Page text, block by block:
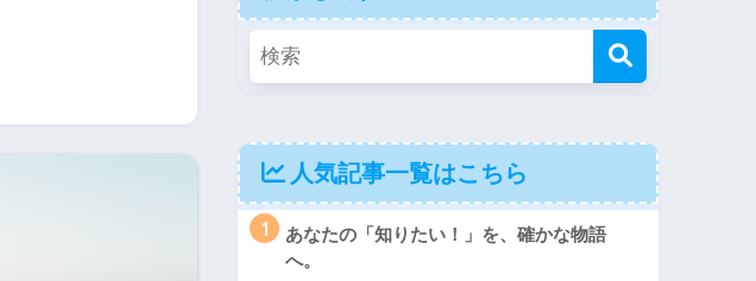
人気記事一覧はこちら
1
あなたの「知りたい！」を、確かな物語
へ。